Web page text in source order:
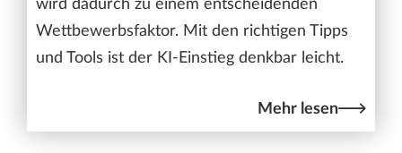
wird dadurch zu einem entscheidenden
Wettbewerbsfaktor. Mit den richtigen Tipps
und Tools ist der KI-Einstieg denkbar leicht.
Mehr lesen